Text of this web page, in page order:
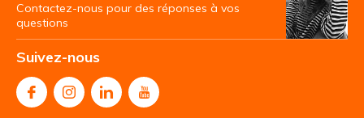
Contactez-nous pour des réponses à vos
questions
Suivez-nous